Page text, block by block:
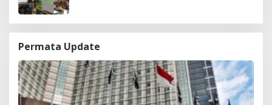
Permata Update